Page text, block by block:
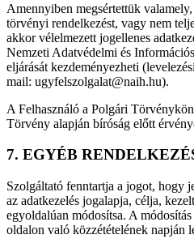
Amennyiben megsértettük
törvényi rendelkezést, vagy nem
akkor vélelmezett jogellenes
Nemzeti Adatvédelmi és
eljárását kezdeményezheti
mail: ugyfelszolgalat@naih.hu).
A Felhasználó a Polgári
Törvény alapján bíróság előtt
7. EGYÉB
Szolgáltató fenntartja a jogot, hogy
az adatkezelés jogalapja, célja,
egyoldalúan módosítsa. A
oldalon való közzétételének napján